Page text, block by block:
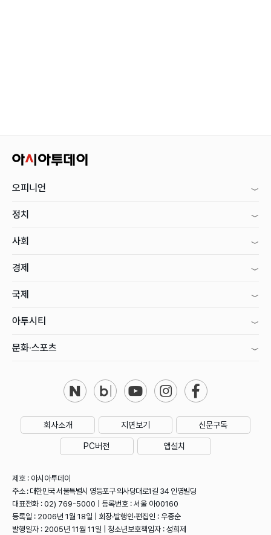
오피니언
정치
사회
경제
국제
아투시티
문화·스포츠
회사소개 지면보기 신문구독
PC버전 앱설치
제호 : 아시아투데이
주소 : 대한민국 서울특별시 영등포구 의사당대로1길 34 인영빌딩
대표전화 : 02) 769-5000 | 등록번호 : 서울 아00160
등록일 : 2006년 1월 18일 | 회장·발행인·편집인 : 우종순
발행일자 : 2005년 11월 11일 | 청소년보호책임자 : 성희제